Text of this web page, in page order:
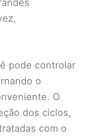
pode controlar
o
O
dos ciclos,
com o